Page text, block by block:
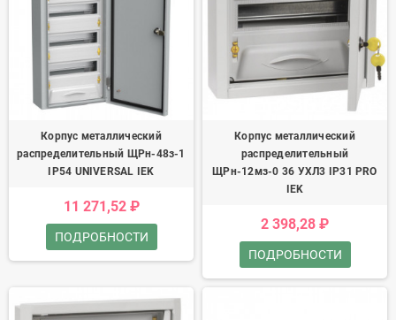
Корпус металлический
распределительный ЩРн-48з-1
IP54 UNIVERSAL IEK
11 271,52 ₽
ПОДРОБНОСТИ
Корпус металлический
распределительный
ЩРн-12мз-0 36 УХЛ3 IP31 PRO
IEK
2 398,28 ₽
ПОДРОБНОСТИ